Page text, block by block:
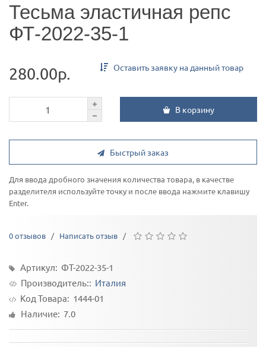
Тесьма эластичная репс
ФТ-2022-35-1
280.00р. Оставить заявку на данный товар
В корзину
Быстрый заказ
Для ввода дробного значения количества товара, в качестве
разделителя используйте точку и после ввода нажмите клавишу
Enter.
0 отзывов / Написать отзыв /
Артикул: ФТ-2022-35-1
Производитель:: Италия
Код Товара: 1444-01
Наличие: 7.0